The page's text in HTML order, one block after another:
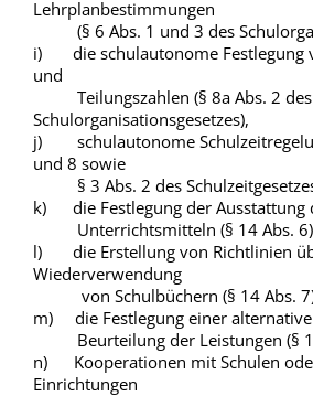
Lehrplanbestimmungen
(§ 6 Abs. 1 und 3 des
i) die schulautonome Festlegung
und
Teilungszahlen (§ 8a Abs. 2 des
Schulorganisationsgesetzes),
j) schulautonome
und 8 sowie
§ 3 Abs. 2 des
k) die Festlegung der Ausstattung
Unterrichtsmitteln (§ 14 Abs. 6)
l) die Erstellung von Richtlinien
Wiederverwendung
von Schulbüchern (§ 14 Abs.
m) die Festlegung einer
Beurteilung der Leistungen (§
n) Kooperationen mit Schulen
Einrichtungen